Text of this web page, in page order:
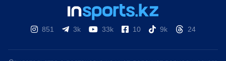
851 3k 33k 10 9k 24